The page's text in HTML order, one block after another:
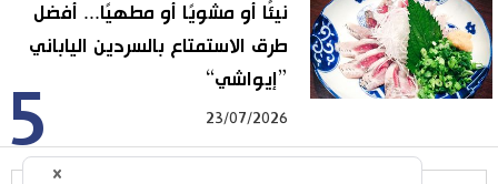
5
نيئًا أو مشويًا أو مطهيًا... أفضل
طرق الاستمتاع بالسردين الياباني
”إيواشي“
23/07/2026